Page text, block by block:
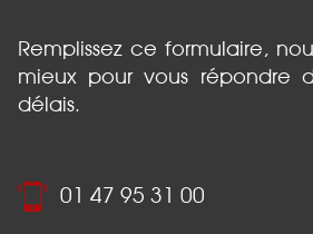
Remplissez ce formulaire,
mieux pour vous répondre
délais.
01 47 95 31 00